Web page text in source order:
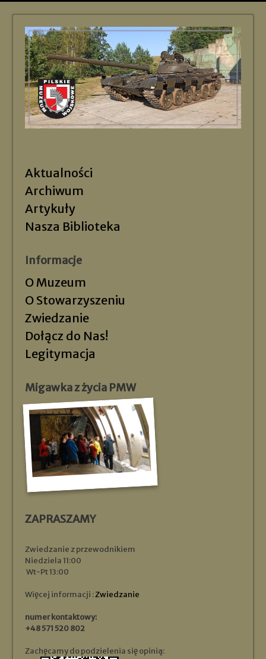
Aktualności
Archiwum
Artykuły
Nasza Biblioteka
Informacje
O Muzeum
O Stowarzyszeniu
Zwiedzanie
Dołącz do Nas!
Legitymacja
Migawka z życia PMW
ZAPRASZAMY
Zwiedzanie z przewodnikiem
Niedziela 11:00
Wt-Pt 13:00
Więcej informacji :Zwiedzanie
numer kontaktowy:
+48 571 520 802
Zachęcamy do podzielenia się opinią: